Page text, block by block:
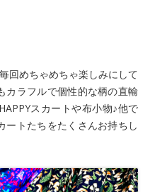
回めちゃめちゃ楽しみにして
カラフルで個性的な柄の直輸
スカートや布小物♪他で
ートたちをたくさんお持ちし